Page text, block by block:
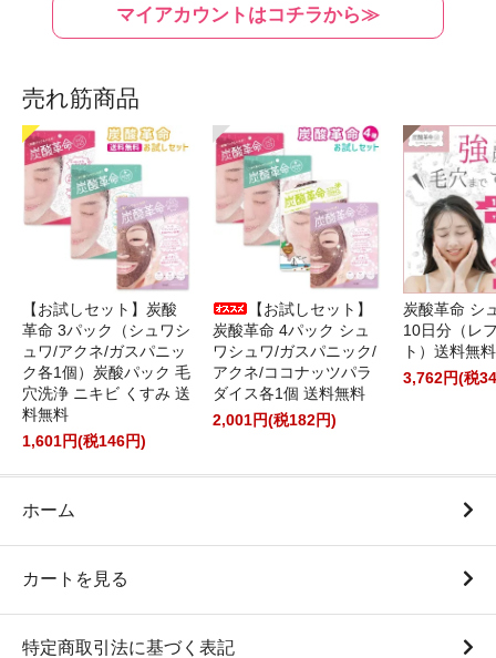
マイアカウントはコチラから≫
売れ筋商品
【お試しセット】炭酸
革命 3パック（シュワシ
ュワ/アクネ/ガスパニッ
ク各1個）炭酸パック 毛
穴洗浄 ニキビ くすみ 送
料無料
1,601円(税146円)
【お試しセット】
炭酸革命 4パック シュ
ワシュワ/ガスパニック/
アクネ/ココナッツパラ
ダイス各1個 送料無料
2,001円(税182円)
炭酸革命 シ
10日分（レ
ト）送料無料
3,762円(税
ホーム
カートを見る
特定商取引法に基づく表記